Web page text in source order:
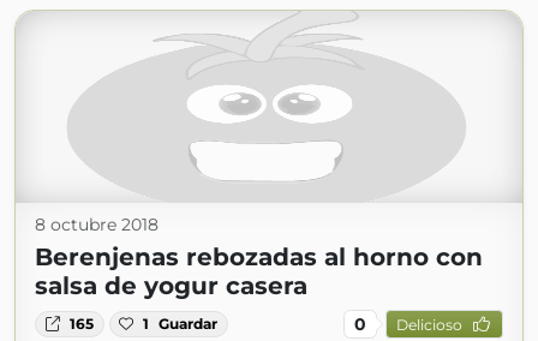
8 octubre 2018
Berenjenas rebozadas al horno con
salsa de yogur casera
165 1 Guardar 0 Delicioso